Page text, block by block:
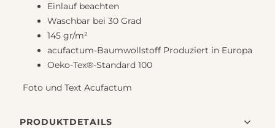
Einlauf beachten
Waschbar bei 30 Grad
145 gr/m²
acufactum-Baumwollstoff Produziert in Europa
Oeko-Tex®-Standard 100
Foto und Text Acufactum
PRODUKTDETAILS